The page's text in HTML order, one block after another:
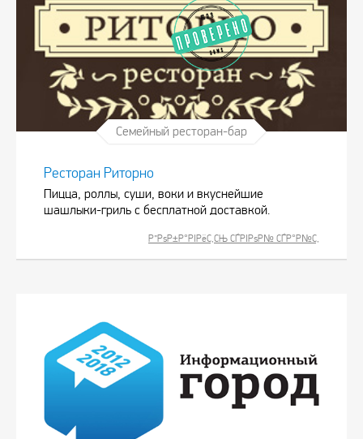
Семейный ресторан-бар
Ресторан Риторно
Пицца, роллы, суши, воки и вкуснейшие
шашлыки-гриль с бесплатной доставкой.
Р”РѕР±Р°РІРёС‚СЊ СЃРІРѕР№ СЃР°Р№С‚